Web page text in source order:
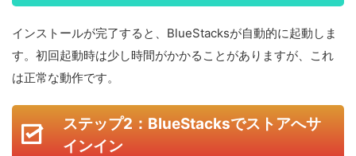
インストールが完了すると、BlueStacksが自動的に起動しま
す。初回起動時は少し時間がかかることがありますが、これ
は正常な動作です。
ステップ2：BlueStacksでストアへサ
インイン